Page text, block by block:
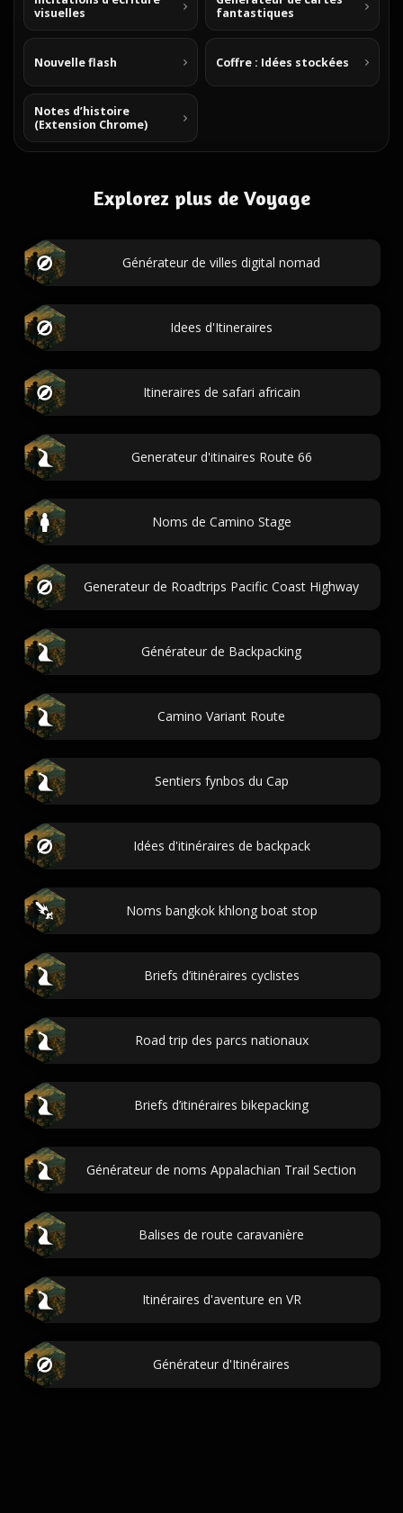
visuelles
fantastiques
Nouvelle flash Coffre : Idées stockées
Notes d’histoire
(Extension Chrome)
Explorez plus de Voyage
Générateur de villes digital nomad
Idees d'Itineraires
Itineraires de safari africain
Generateur d'itinaires Route 66
Noms de Camino Stage
Generateur de Roadtrips Pacific Coast Highway
Générateur de Backpacking
Camino Variant Route
Sentiers fynbos du Cap
Idées d'itinéraires de backpack
Noms bangkok khlong boat stop
Briefs d’itinéraires cyclistes
Road trip des parcs nationaux
Briefs d’itinéraires bikepacking
Générateur de noms Appalachian Trail Section
Balises de route caravanière
Itinéraires d'aventure en VR
Générateur d'Itinéraires